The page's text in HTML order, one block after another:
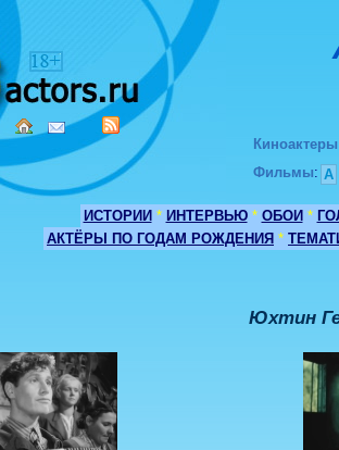
Киноактеры
Фильмы: А
ИСТОРИИ * ИНТЕРВЬЮ * ОБОИ *
АКТЁРЫ ПО ГОДАМ РОЖДЕНИЯ *
Юхтин